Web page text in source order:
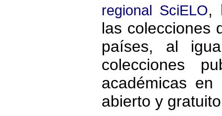
regional SciELO,
las colecciones
países, al
colecciones
académicas
abierto y